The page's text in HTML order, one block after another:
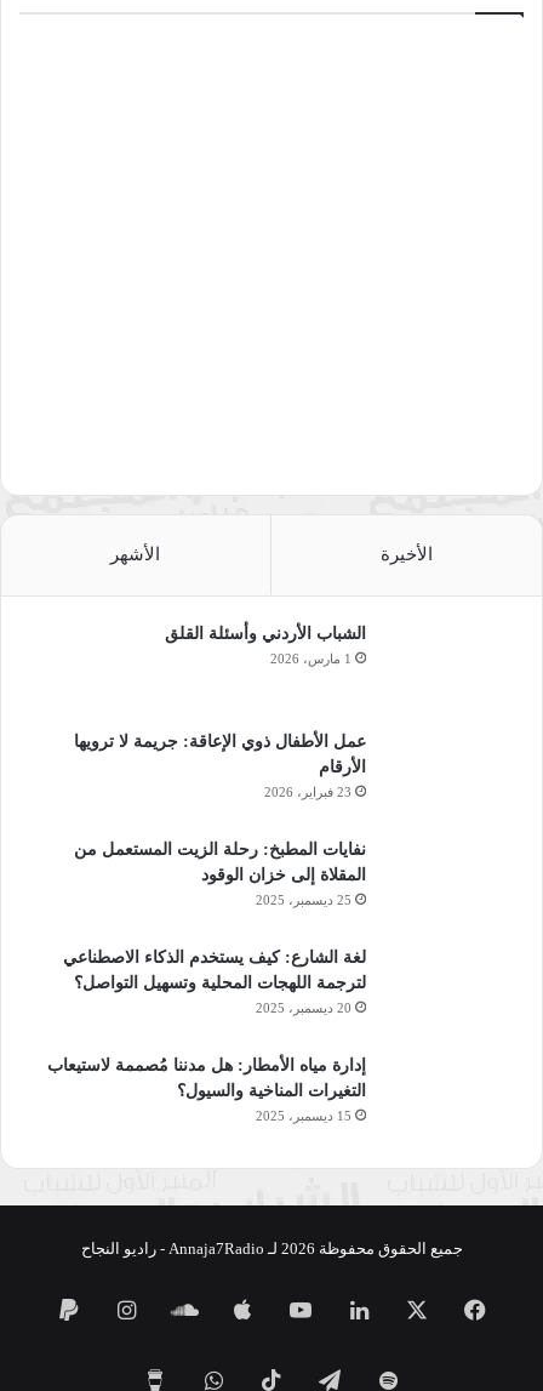
الأخيرة الأشهر
الشباب الأردني وأسئلة القلق
1 مارس، 2026
عمل الأطفال ذوي الإعاقة: جريمة لا ترويها
الأرقام
23 فبراير، 2026
نفايات المطبخ: رحلة الزيت المستعمل من
المقلاة إلى خزان الوقود
25 ديسمبر، 2025
لغة الشارع: كيف يستخدم الذكاء الاصطناعي
لترجمة اللهجات المحلية وتسهيل التواصل؟
20 ديسمبر، 2025
إدارة مياه الأمطار: هل مدننا مُصممة لاستيعاب
التغيرات المناخية والسيول؟
15 ديسمبر، 2025
جميع الحقوق محفوظة 2026 لـ Annaja7Radio - راديو النجاح
فيسبوك لينكدإن‫YouTube ساوند
كلاود
انستقرام
‏Paypal
‏Spotify تيلقرام ‫TikTokواتساب